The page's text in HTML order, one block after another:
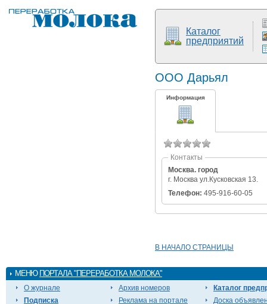
Каталог
предприятий
ООО Дарьял
Информация
Контакты
Москва. город
г. Москва ул.Кусковская 13.
Телефон: 495-916-60-05
В НАЧАЛО СТРАНИЦЫ
МЕНЮ ПОРТАЛА "ПЕРЕРАБОТКА МОЛОКА"
О журнале
Подписка
Архив номеров
Реклама на портале
Каталог
Доска